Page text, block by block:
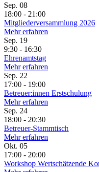
Sep. 08
18:00 - 21:00
Mitgliederversammlung 2026
Mehr erfahren
Sep. 19
9:30 - 16:30
Ehrenamtstag
Mehr erfahren
Sep. 22
17:00 - 19:00
Betreuer:innen Erstschulung
Mehr erfahren
Sep. 24
18:00 - 20:30
Betreuer-Stammtisch
Mehr erfahren
Okt. 05
17:00 - 20:00
Workshop Wertschätzende